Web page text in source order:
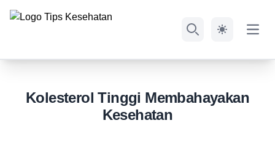
Kolesterol Tinggi Membahayakan
Kesehatan